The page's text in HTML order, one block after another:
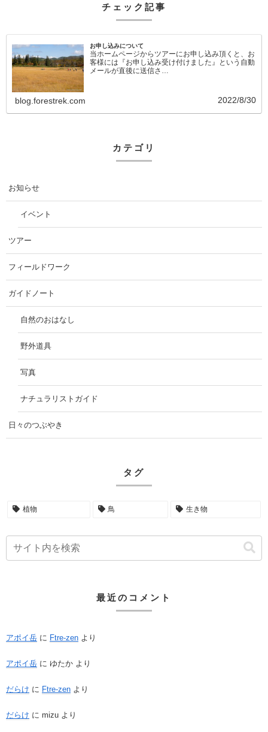
チェック記事
お申し込みについて
当ホームページからツアーにお申し込み頂くと、お
客様には『お申し込み受け付けました』という自動
メールが直後に送信さ…
blog.forestrek.com 2022/8/30
カテゴリ
お知らせ
イベント
ツアー
フィールドワーク
ガイドノート
自然のおはなし
野外道具
写真
ナチュラリストガイド
日々のつぶやき
タグ
植物 鳥 生き物
最近のコメント
アポイ岳 に Ftre-zen より
アポイ岳 に ゆたか より
だらけ に Ftre-zen より
だらけ に mizu より